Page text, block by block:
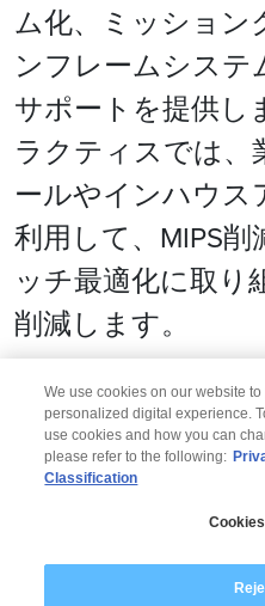
ム化、ミッション
ンフレームシス
サポートを提供し
ラクティスでは、
ールやインハウス
利用して、MIPS
ッチ最適化に取り
削減します。
©
We use cookies on our website
personalized digital experience.
use cookies and how you can
please refer to the following:
Classification